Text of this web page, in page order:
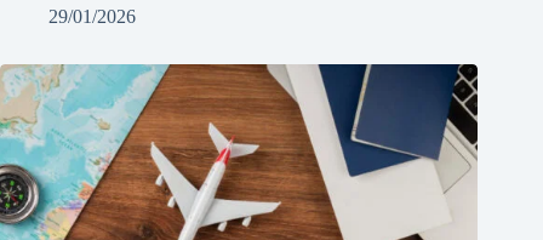
29/01/2026